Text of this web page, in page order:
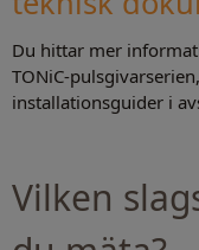
Du hittar mer
TONiC-
installationsguider i
Vilken